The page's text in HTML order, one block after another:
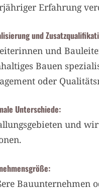
Erfahrung
und
und
Bauen
oder
Unterschiede:
und
Bauunternehmen